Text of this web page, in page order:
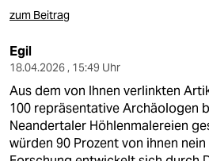
zum Beitrag
Egil
18.04.2026 , 15:49 Uhr
Aus dem von Ihnen verlinkten
100 repräsentative Archäologen
Neandertaler Höhlenmalereien
würden 90 Prozent von ihnen nein